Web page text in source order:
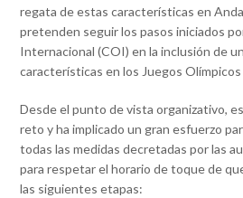
regata de estas características en
pretenden seguir los pasos iniciados
Internacional (COI) en la inclusión de
características en los Juegos Olímpicos
Desde el punto de vista organizativo,
reto y ha implicado un gran esfuerzo
todas las medidas decretadas por las
para respetar el horario de toque de
las siguientes etapas: